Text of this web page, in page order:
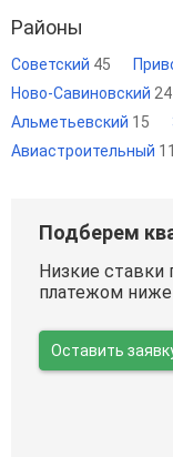
Районы
Советский 45
Ново-Савиновский 24
Альметьевский 15
Авиастроительный 11
Подберем
Низкие
платежом
Оставить